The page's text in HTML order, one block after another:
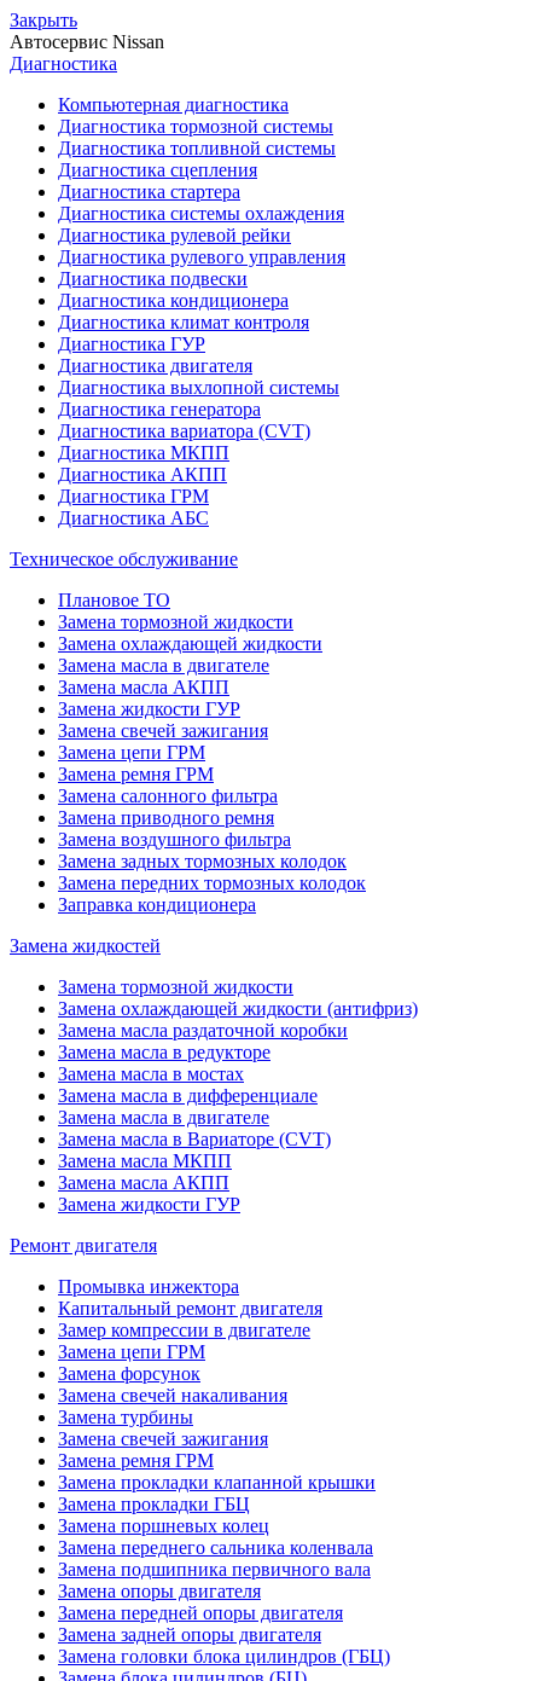
Закрыть
Автосервис Nissan
Диагностика
Компьютерная диагностика
Диагностика тормозной системы
Диагностика топливной системы
Диагностика сцепления
Диагностика стартера
Диагностика системы охлаждения
Диагностика рулевой рейки
Диагностика рулевого управления
Диагностика подвески
Диагностика кондиционера
Диагностика климат контроля
Диагностика ГУР
Диагностика двигателя
Диагностика выхлопной системы
Диагностика генератора
Диагностика вариатора (CVT)
Диагностика МКПП
Диагностика АКПП
Диагностика ГРМ
Диагностика АБС
Техническое обслуживание
Плановое ТО
Замена тормозной жидкости
Замена охлаждающей жидкости
Замена масла в двигателе
Замена масла АКПП
Замена жидкости ГУР
Замена свечей зажигания
Замена цепи ГРМ
Замена ремня ГРМ
Замена салонного фильтра
Замена приводного ремня
Замена воздушного фильтра
Замена задных тормозных колодок
Замена передних тормозных колодок
Заправка кондиционера
Замена жидкостей
Замена тормозной жидкости
Замена охлаждающей жидкости (антифриз)
Замена масла раздаточной коробки
Замена масла в редукторе
Замена масла в мостах
Замена масла в дифференциале
Замена масла в двигателе
Замена масла в Вариаторе (CVT)
Замена масла МКПП
Замена масла АКПП
Замена жидкости ГУР
Ремонт двигателя
Промывка инжектора
Капитальный ремонт двигателя
Замер компрессии в двигателе
Замена цепи ГРМ
Замена форсунок
Замена свечей накаливания
Замена турбины
Замена свечей зажигания
Замена ремня ГРМ
Замена прокладки клапанной крышки
Замена прокладки ГБЦ
Замена поршневых колец
Замена переднего сальника коленвала
Замена подшипника первичного вала
Замена опоры двигателя
Замена передней опоры двигателя
Замена задней опоры двигателя
Замена головки блока цилиндров (ГБЦ)